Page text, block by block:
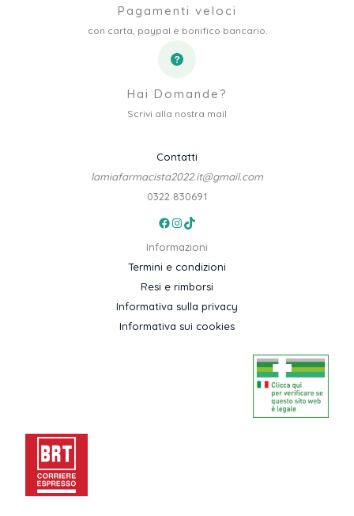
Pagamenti veloci
con carta, paypal e bonifico bancario.
Hai Domande?
Scrivi alla nostra mail
Contatti
lamiafarmacista2022.it@gmail.com
0322 830691
Facebook
Instagram
TikTok
Informazioni
Termini e condizioni
Resi e rimborsi
Informativa sulla privacy
Informativa sui cookies